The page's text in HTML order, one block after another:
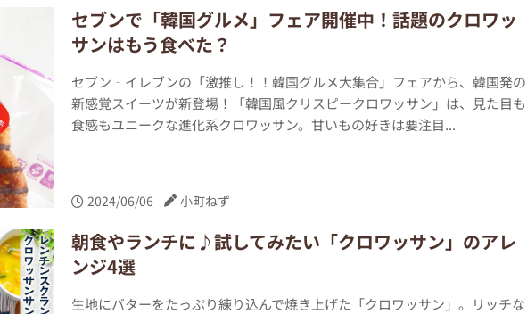
セブンで「韓国グルメ」フェア開催中！話題のクロワッ
サンはもう食べた？
セブン‐イレブンの「激推し！！韓国グルメ大集合」フェアから、韓国発の
新感覚スイーツが新登場！「韓国風クリスピークロワッサン」は、見た目も
食感もユニークな進化系クロワッサン。甘いもの好きは要注目...
2024/06/06 小町ねず
朝食やランチに♪試してみたい「クロワッサン」のアレ
ンジ4選
生地にバターをたっぷり練り込んで焼き上げた「クロワッサン」。リッチな